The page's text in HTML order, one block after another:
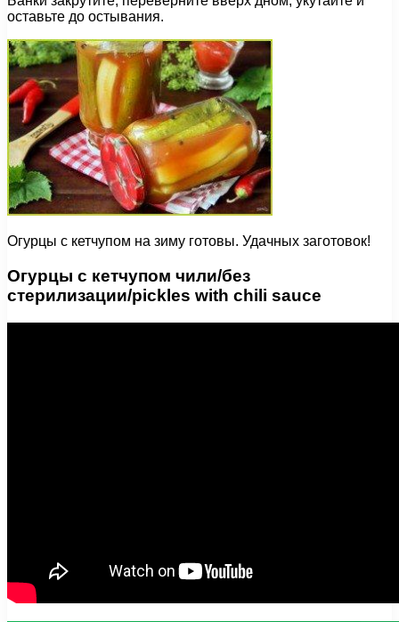
оставьте до остывания.
Огурцы с кетчупом на зиму готовы. Удачных заготовок!
Огурцы с кетчупом чили/без
стерилизации/pickles with chili sauce